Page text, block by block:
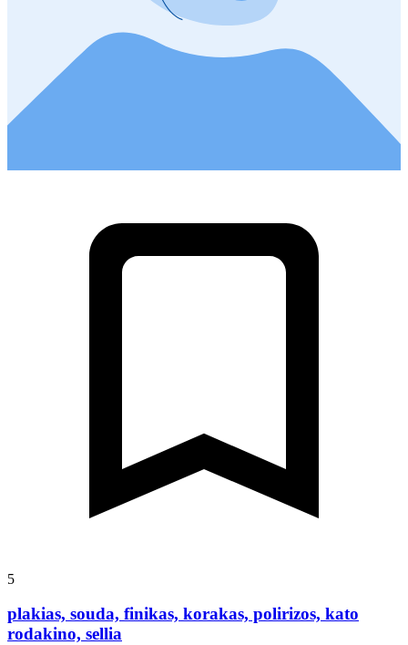
5
plakias, souda, finikas, korakas, polirizos, kato
rodakino, sellia